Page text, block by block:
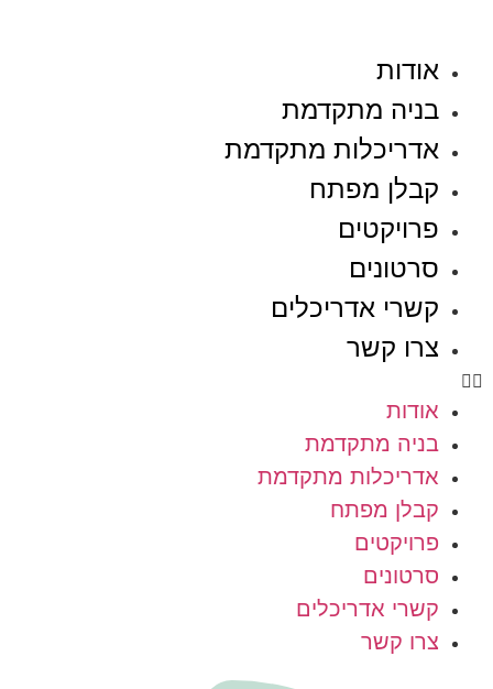
אודות
בניה מתקדמת
אדריכלות מתקדמת
קבלן מפתח
פרויקטים
סרטונים
קשרי אדריכלים
צרו קשר
אודות
בניה מתקדמת
אדריכלות מתקדמת
קבלן מפתח
פרויקטים
סרטונים
קשרי אדריכלים
צרו קשר